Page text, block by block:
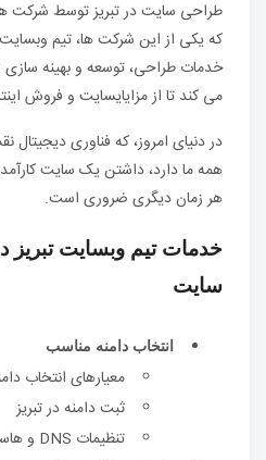
طراحی سایت در تبریز توسط شرکت
که یکی از این شرکت ها، تیم وبسایت
خدمات طراحی، توسعه و بهینه
می کند تا از مزایایسایت و فروش
در دنیای امروز، که فناوری
همه ما دارد، داشتن یک سایت
هر زمان دیگری ضروری است.
خدمات تیم وبسایت
سایت
انتخاب دامنه مناسب
معیارهای انتخاب
ثبت دامنه در تبریز
تنظیمات DNS و هاستینگ